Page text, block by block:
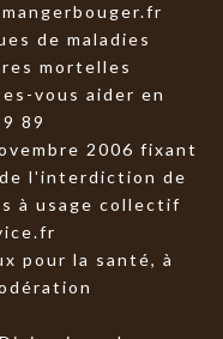
de maladies
mortelles
vous aider en
89
2006 fixant
l'interdiction de
à usage collectif
pour la santé, à